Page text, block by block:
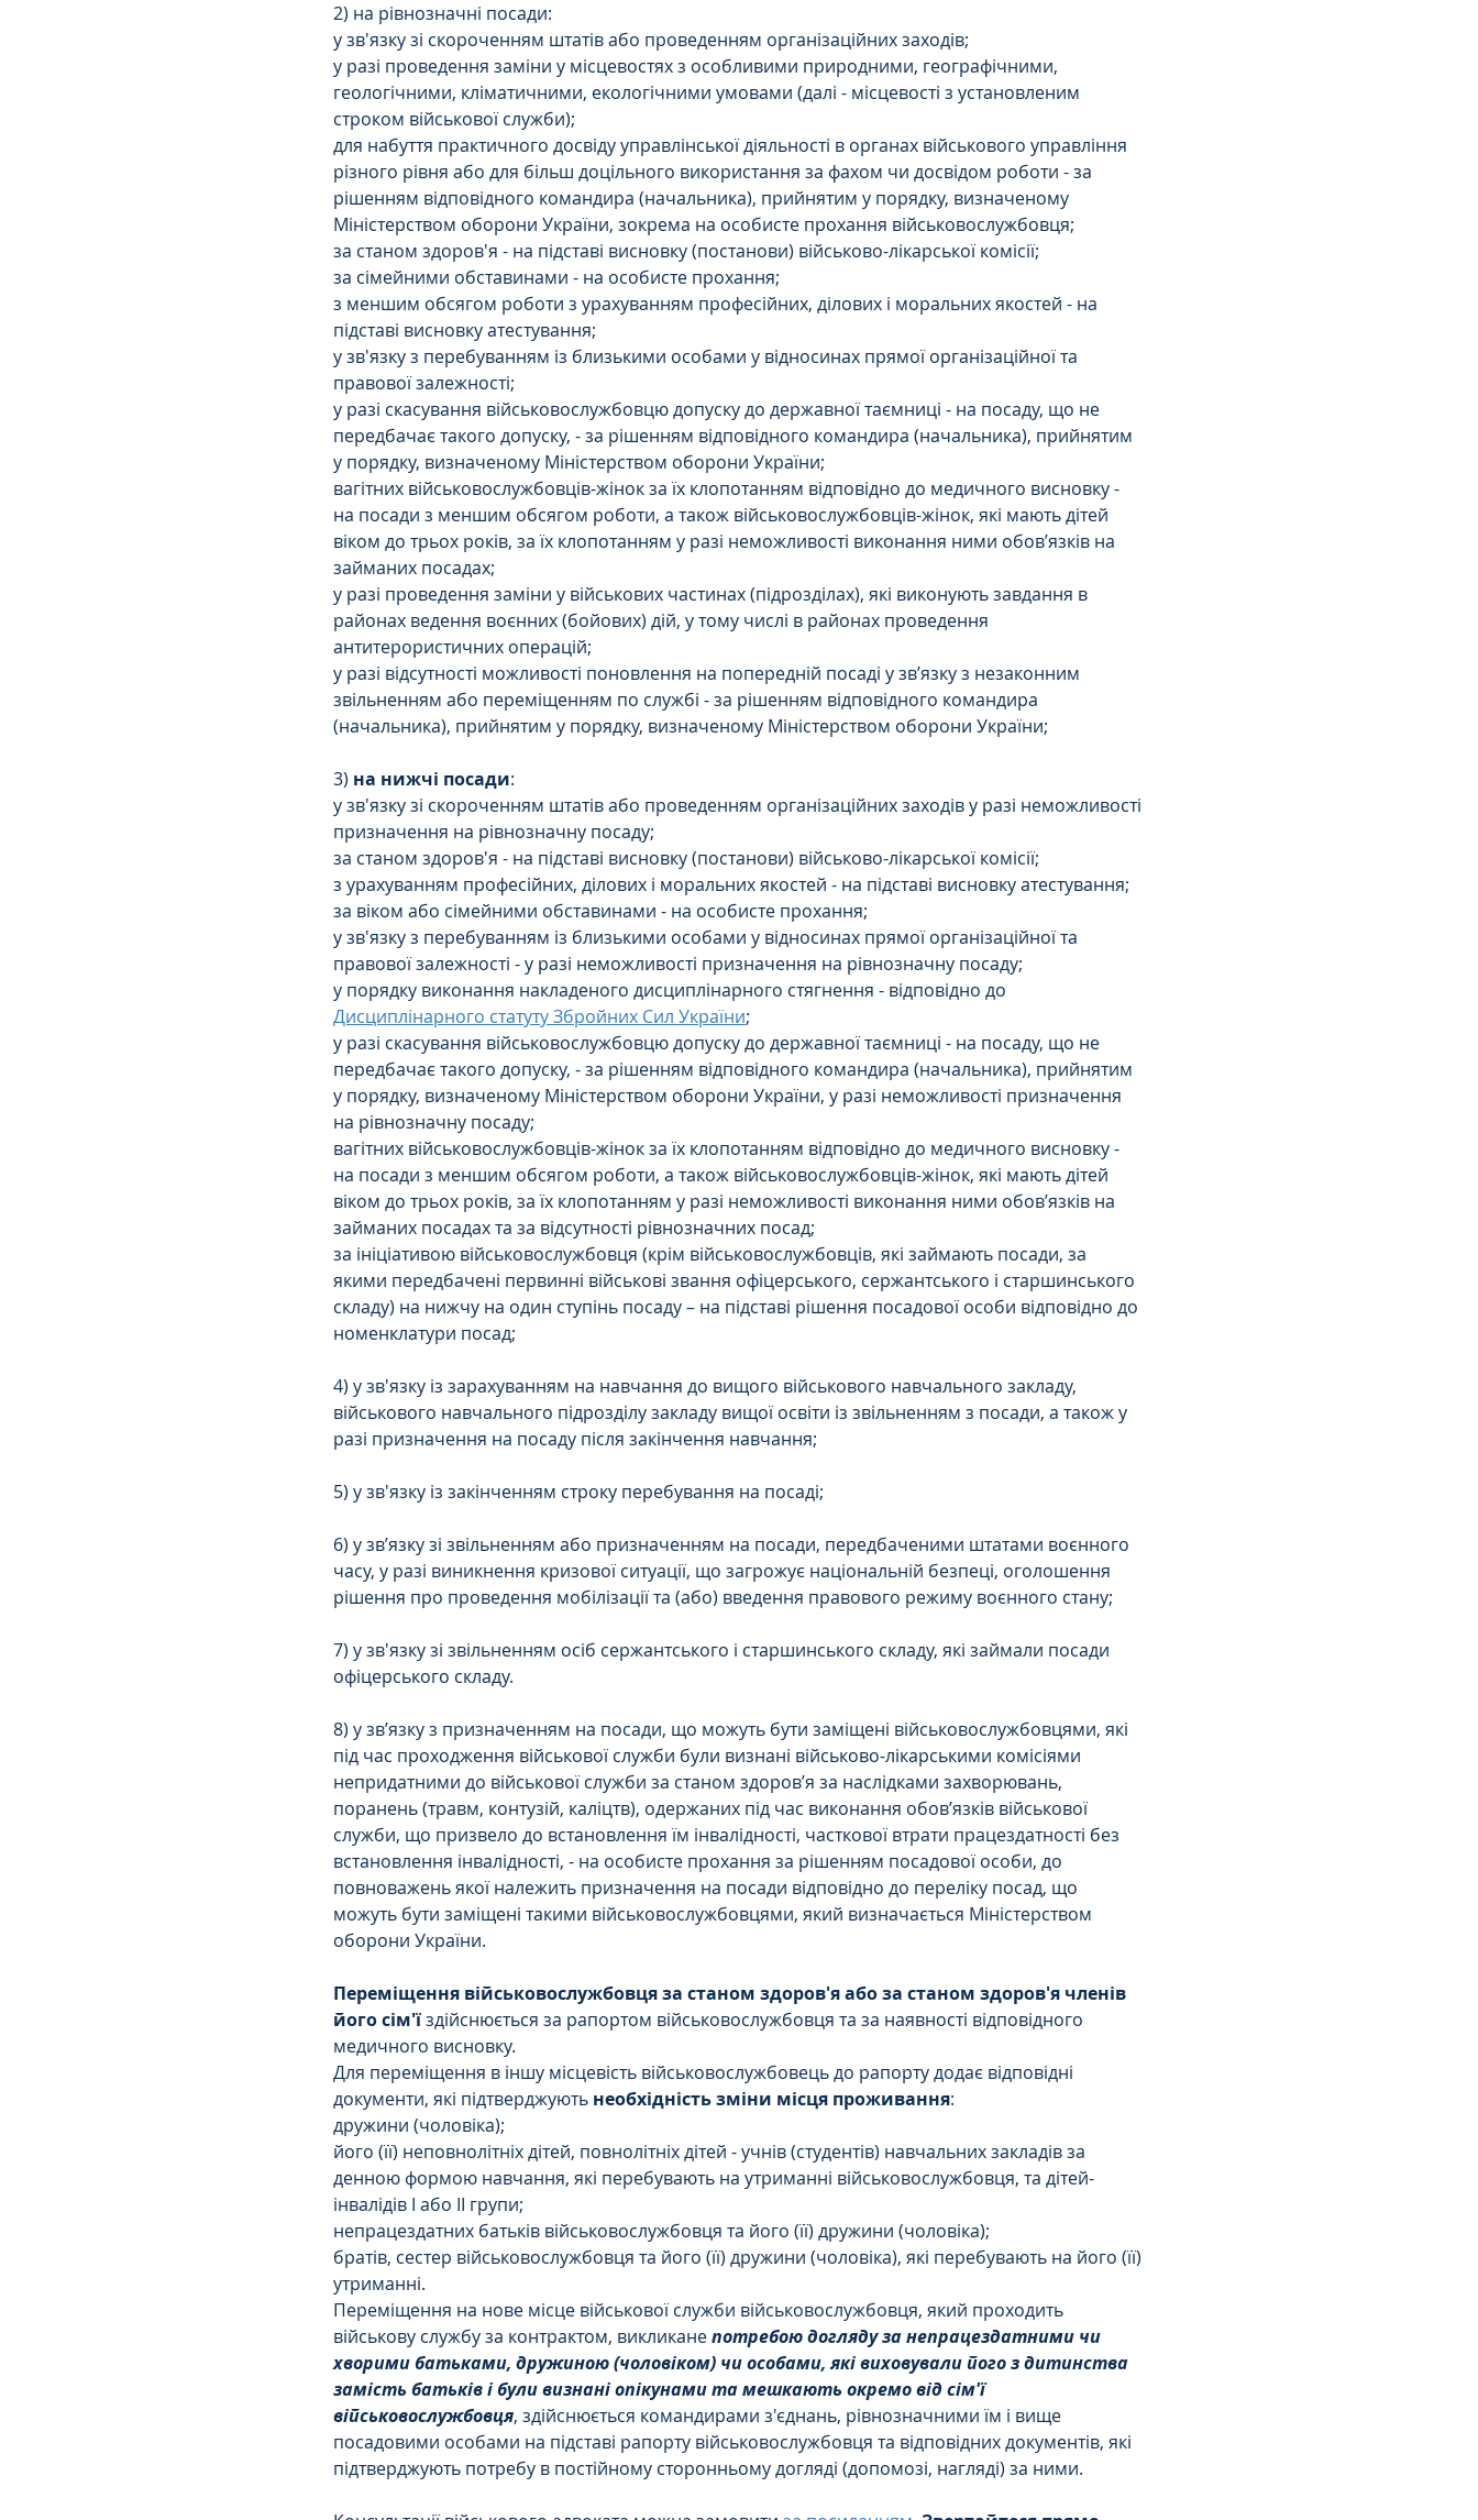
2) на рівнозначні посади:
у зв'язку зі скороченням штатів або проведенням організаційних заходів;
у разі проведення заміни у місцевостях з особливими природними, географічними,
геологічними, кліматичними, екологічними умовами (далі - місцевості з установленим
строком військової служби);
для набуття практичного досвіду управлінської діяльності в органах військового управління
різного рівня або для більш доцільного використання за фахом чи досвідом роботи - за
рішенням відповідного командира (начальника), прийнятим у порядку, визначеному
Міністерством оборони України, зокрема на особисте прохання військовослужбовця;
за станом здоров'я - на підставі висновку (постанови) військово-лікарської комісії;
за сімейними обставинами - на особисте прохання;
з меншим обсягом роботи з урахуванням професійних, ділових і моральних якостей - на
підставі висновку атестування;
у зв'язку з перебуванням із близькими особами у відносинах прямої організаційної та
правової залежності;
у разі скасування військовослужбовцю допуску до державної таємниці - на посаду, що не
передбачає такого допуску, - за рішенням відповідного командира (начальника), прийнятим
у порядку, визначеному Міністерством оборони України;
вагітних військовослужбовців-жінок за їх клопотанням відповідно до медичного висновку -
на посади з меншим обсягом роботи, а також військовослужбовців-жінок, які мають дітей
віком до трьох років, за їх клопотанням у разі неможливості виконання ними обов’язків на
займаних посадах;
у разі проведення заміни у військових частинах (підрозділах), які виконують завдання в
районах ведення воєнних (бойових) дій, у тому числі в районах проведення
антитерористичних операцій;
у разі відсутності можливості поновлення на попередній посаді у зв’язку з незаконним
звільненням або переміщенням по службі - за рішенням відповідного командира
(начальника), прийнятим у порядку, визначеному Міністерством оборони України;
3) на нижчі посади:
у зв'язку зі скороченням штатів або проведенням організаційних заходів у разі неможливості
призначення на рівнозначну посаду;
за станом здоров'я - на підставі висновку (постанови) військово-лікарської комісії;
з урахуванням професійних, ділових і моральних якостей - на підставі висновку атестування;
за віком або сімейними обставинами - на особисте прохання;
у зв'язку з перебуванням із близькими особами у відносинах прямої організаційної та
правової залежності - у разі неможливості призначення на рівнозначну посаду;
у порядку виконання накладеного дисциплінарного стягнення - відповідно до
Дисциплінарного статуту Збройних Сил України;
у разі скасування військовослужбовцю допуску до державної таємниці - на посаду, що не
передбачає такого допуску, - за рішенням відповідного командира (начальника), прийнятим
у порядку, визначеному Міністерством оборони України, у разі неможливості призначення
на рівнозначну посаду;
вагітних військовослужбовців-жінок за їх клопотанням відповідно до медичного висновку -
на посади з меншим обсягом роботи, а також військовослужбовців-жінок, які мають дітей
віком до трьох років, за їх клопотанням у разі неможливості виконання ними обов’язків на
займаних посадах та за відсутності рівнозначних посад;
за ініціативою військовослужбовця (крім військовослужбовців, які займають посади, за
якими передбачені первинні військові звання офіцерського, сержантського і старшинського
складу) на нижчу на один ступінь посаду – на підставі рішення посадової особи відповідно до
номенклатури посад;
4) у зв'язку із зарахуванням на навчання до вищого військового навчального закладу,
військового навчального підрозділу закладу вищої освіти із звільненням з посади, а також у
разі призначення на посаду після закінчення навчання;
5) у зв'язку із закінченням строку перебування на посаді;
6) у зв’язку зі звільненням або призначенням на посади, передбаченими штатами воєнного
часу, у разі виникнення кризової ситуації, що загрожує національній безпеці, оголошення
рішення про проведення мобілізації та (або) введення правового режиму воєнного стану;
7) у зв'язку зі звільненням осіб сержантського і старшинського складу, які займали посади
офіцерського складу.
8) у зв’язку з призначенням на посади, що можуть бути заміщені військовослужбовцями, які
під час проходження військової служби були визнані військово-лікарськими комісіями
непридатними до військової служби за станом здоров’я за наслідками захворювань,
поранень (травм, контузій, каліцтв), одержаних під час виконання обов’язків військової
служби, що призвело до встановлення їм інвалідності, часткової втрати працездатності без
встановлення інвалідності, - на особисте прохання за рішенням посадової особи, до
повноважень якої належить призначення на посади відповідно до переліку посад, що
можуть бути заміщені такими військовослужбовцями, який визначається Міністерством
оборони України.
Переміщення військовослужбовця за станом здоров'я або за станом здоров'я членів
його сім'ї здійснюється за рапортом військовослужбовця та за наявності відповідного
медичного висновку.
Для переміщення в іншу місцевість військовослужбовець до рапорту додає відповідні
документи, які підтверджують необхідність зміни місця проживання:
дружини (чоловіка);
його (її) неповнолітніх дітей, повнолітніх дітей - учнів (студентів) навчальних закладів за
денною формою навчання, які перебувають на утриманні військовослужбовця, та дітей-
інвалідів I або II групи;
непрацездатних батьків військовослужбовця та його (її) дружини (чоловіка);
братів, сестер військовослужбовця та його (її) дружини (чоловіка), які перебувають на його (її)
утриманні.
Переміщення на нове місце військової служби військовослужбовця, який проходить
військову службу за контрактом, викликане потребою догляду за непрацездатними чи
хворими батьками, дружиною (чоловіком) чи особами, які виховували його з дитинства
замість батьків і були визнані опікунами та мешкають окремо від сім'ї
військовослужбовця, здійснюється командирами з'єднань, рівнозначними їм і вище
посадовими особами на підставі рапорту військовослужбовця та відповідних документів, які
підтверджують потребу в постійному сторонньому догляді (допомозі, нагляді) за ними.